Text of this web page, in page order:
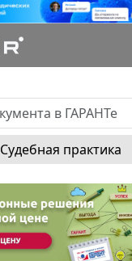
Судебная практика